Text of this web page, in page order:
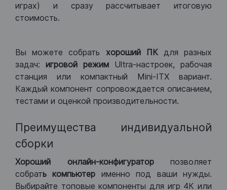
играх) и сразу рассчитывает итоговую
стоимость.
Вы можете собрать хороший ПКдля разных
задач: игровой режим Ultra-настроек, рабочая
станция или компактный Mini-ITX вариант.
Каждый компонент сопровождается описанием,
тестами и оценкой производительности.
Преимущества индивидуальной
сборки
Хороший онлайн-конфигураторпозволяет
собрать компьютер именно под ваши нужды.
Выбирайте топовые компоненты для игр 4К или